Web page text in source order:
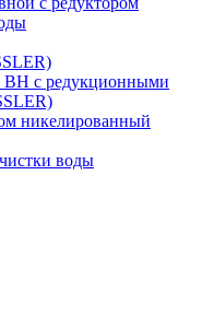
с редукционными
никелированный
воды